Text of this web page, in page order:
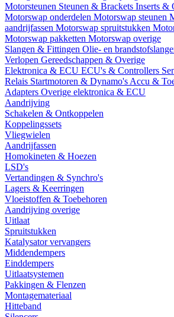
Motorsteunen Steunen & Brackets Inserts &
Motorswap onderdelen Motorswap steunen
aandrijfassen Motorswap spruitstukken
Motorswap pakketten Motorswap overige
Slangen & Fittingen Olie- en
Verlopen Gereedschappen & Overige
Elektronica & ECU ECU's & Controllers
Relais Startmotoren & Dynamo's Accu &
Adapters Overige elektronica & ECU
Aandrijving
Schakelen & Ontkoppelen
Koppelingssets
Vliegwielen
Aandrijfassen
Homokineten & Hoezen
LSD's
Vertandingen & Synchro's
Lagers & Keerringen
Vloeistoffen & Toebehoren
Aandrijving overige
Uitlaat
Spruitstukken
Katalysator vervangers
Middendempers
Einddempers
Uitlaatsystemen
Pakkingen & Flenzen
Montagemateriaal
Hitteband